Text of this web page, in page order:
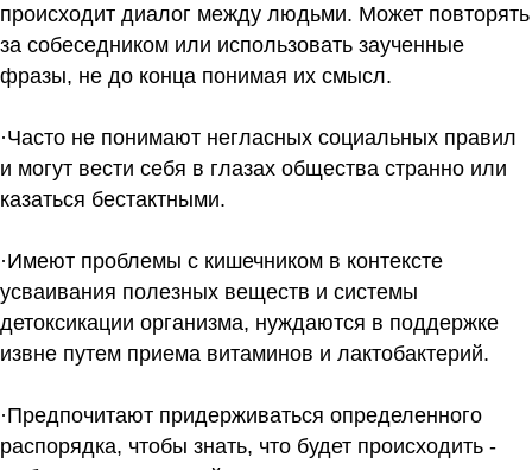
происходит диалог между людьми. Может повторять
за собеседником или использовать заученные
фразы, не до конца понимая их смысл.
·Часто не понимают негласных социальных правил
и могут вести себя в глазах общества странно или
казаться бестактными.
·Имеют проблемы с кишечником в контексте
усваивания полезных веществ и системы
детоксикации организма, нуждаются в поддержке
извне путем приема витаминов и лактобактерий.
·Предпочитают придерживаться определенного
распорядка, чтобы знать, что будет происходить -